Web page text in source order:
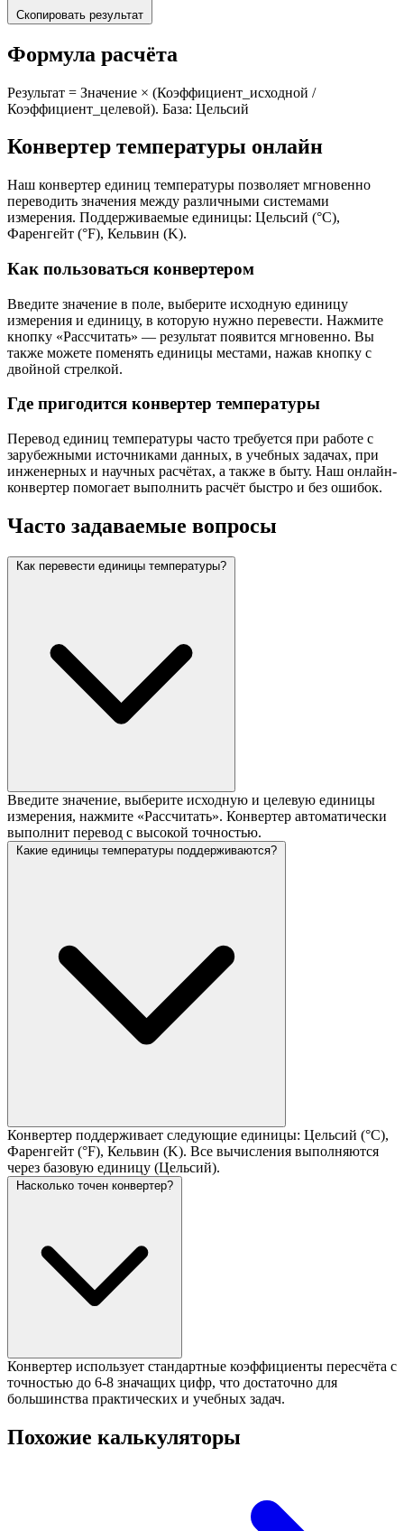
Скопировать результат
Формула расчёта
Результат = Значение × (Коэффициент_исходной /
Коэффициент_целевой). База: Цельсий
Конвертер температуры онлайн
Наш конвертер единиц температуры позволяет мгновенно
переводить значения между различными системами
измерения. Поддерживаемые единицы: Цельсий (°C),
Фаренгейт (°F), Кельвин (K).
Как пользоваться конвертером
Введите значение в поле, выберите исходную единицу
измерения и единицу, в которую нужно перевести. Нажмите
кнопку «Рассчитать» — результат появится мгновенно. Вы
также можете поменять единицы местами, нажав кнопку с
двойной стрелкой.
Где пригодится конвертер температуры
Перевод единиц температуры часто требуется при работе с
зарубежными источниками данных, в учебных задачах, при
инженерных и научных расчётах, а также в быту. Наш онлайн-
конвертер помогает выполнить расчёт быстро и без ошибок.
Часто задаваемые вопросы
Как перевести единицы температуры?
Введите значение, выберите исходную и целевую единицы
измерения, нажмите «Рассчитать». Конвертер автоматически
выполнит перевод с высокой точностью.
Какие единицы температуры поддерживаются?
Конвертер поддерживает следующие единицы: Цельсий (°C),
Фаренгейт (°F), Кельвин (K). Все вычисления выполняются
через базовую единицу (Цельсий).
Насколько точен конвертер?
Конвертер использует стандартные коэффициенты пересчёта с
точностью до 6-8 значащих цифр, что достаточно для
большинства практических и учебных задач.
Похожие калькуляторы